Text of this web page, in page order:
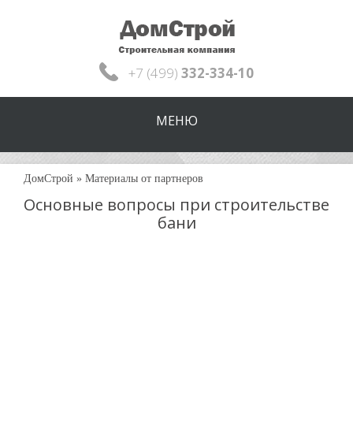
+7 (499) 332-334-10
МЕНЮ
ДомСтрой » Материалы от партнеров
Основные вопросы при строительстве
бани